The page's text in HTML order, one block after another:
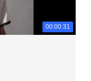
00:00:31